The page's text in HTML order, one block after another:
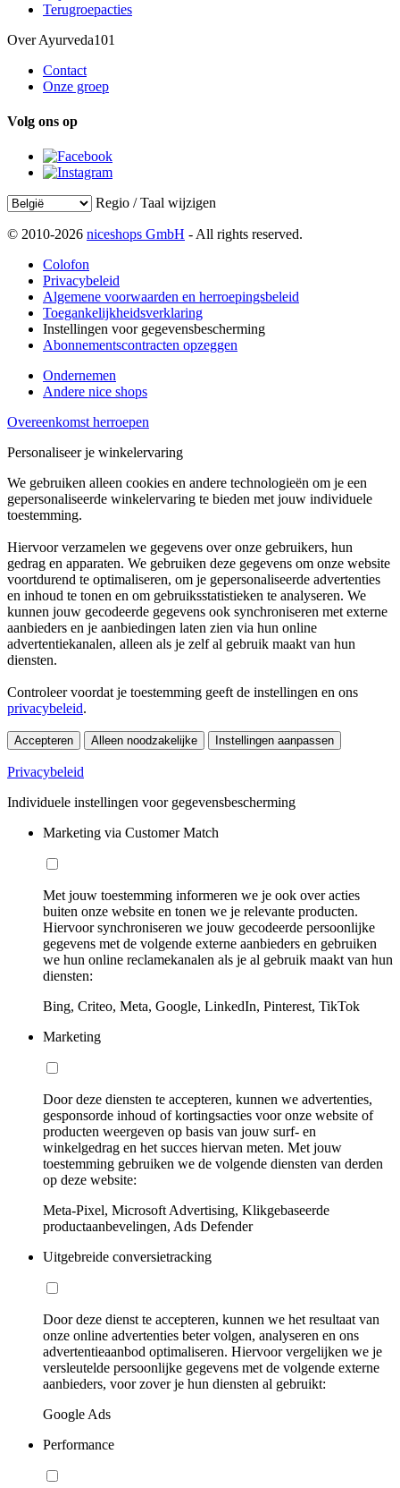
Terugroepacties
Over Ayurveda101
Contact
Onze groep
Volg ons op
Regio / Taal wijzigen
© 2010-2026 niceshops GmbH - All rights reserved.
Colofon
Privacybeleid
Algemene voorwaarden en herroepingsbeleid
Toegankelijkheidsverklaring
Instellingen voor gegevensbescherming
Abonnementscontracten opzeggen
Ondernemen
Andere nice shops
Overeenkomst herroepen
Personaliseer je winkelervaring
We gebruiken alleen cookies en andere technologieën om je een
gepersonaliseerde winkelervaring te bieden met jouw individuele
toestemming.
Hiervoor verzamelen we gegevens over onze gebruikers, hun
gedrag en apparaten. We gebruiken deze gegevens om onze website
voortdurend te optimaliseren, om je gepersonaliseerde advertenties
en inhoud te tonen en om gebruiksstatistieken te analyseren. We
kunnen jouw gecodeerde gegevens ook synchroniseren met externe
aanbieders en je aanbiedingen laten zien via hun online
advertentiekanalen, alleen als je zelf al gebruik maakt van hun
diensten.
Controleer voordat je toestemming geeft de instellingen en ons
privacybeleid.
Accepteren Alleen noodzakelijke Instellingen aanpassen
Privacybeleid
Individuele instellingen voor gegevensbescherming
Marketing via Customer Match
Met jouw toestemming informeren we je ook over acties
buiten onze website en tonen we je relevante producten.
Hiervoor synchroniseren we jouw gecodeerde persoonlijke
gegevens met de volgende externe aanbieders en gebruiken
we hun online reclamekanalen als je al gebruik maakt van hun
diensten:
Bing, Criteo, Meta, Google, LinkedIn, Pinterest, TikTok
Marketing
Door deze diensten te accepteren, kunnen we advertenties,
gesponsorde inhoud of kortingsacties voor onze website of
producten weergeven op basis van jouw surf- en
winkelgedrag en het succes hiervan meten. Met jouw
toestemming gebruiken we de volgende diensten van derden
op deze website:
Meta-Pixel, Microsoft Advertising, Klikgebaseerde
productaanbevelingen, Ads Defender
Uitgebreide conversietracking
Door deze dienst te accepteren, kunnen we het resultaat van
onze online advertenties beter volgen, analyseren en ons
advertentieaanbod optimaliseren. Hiervoor vergelijken we je
versleutelde persoonlijke gegevens met de volgende externe
aanbieders, voor zover je hun diensten al gebruikt:
Google Ads
Performance